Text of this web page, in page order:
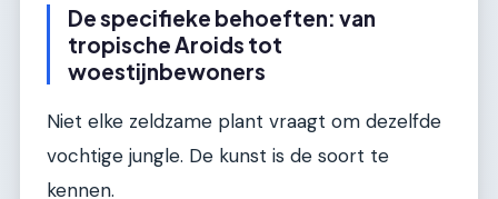
De specifieke behoeften: van
tropische Aroids tot
woestijnbewoners
Niet elke zeldzame plant vraagt om dezelfde
vochtige jungle. De kunst is de soort te
kennen.